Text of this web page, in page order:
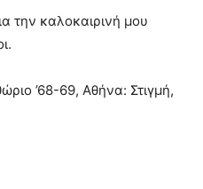
την καλοκαιρινή μου
’68-69, Αθήνα: Στιγμή,